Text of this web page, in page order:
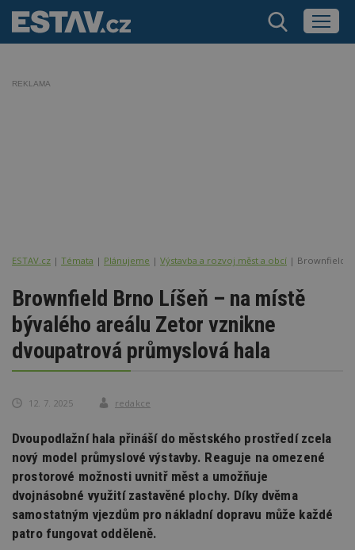
REKLAMA
ESTAV.cz Témata Plánujeme Výstavba a rozvoj měst a obcí Brownfield
Brownfield Brno Líšeň – na místě
bývalého areálu Zetor vznikne
dvoupatrová průmyslová hala
12. 7. 2025 redakce
Dvoupodlažní hala přináší do městského prostředí zcela
nový model průmyslové výstavby. Reaguje na omezené
prostorové možnosti uvnitř měst a umožňuje
dvojnásobné využití zastavěné plochy. Díky dvěma
samostatným vjezdům pro nákladní dopravu může každé
patro fungovat odděleně.